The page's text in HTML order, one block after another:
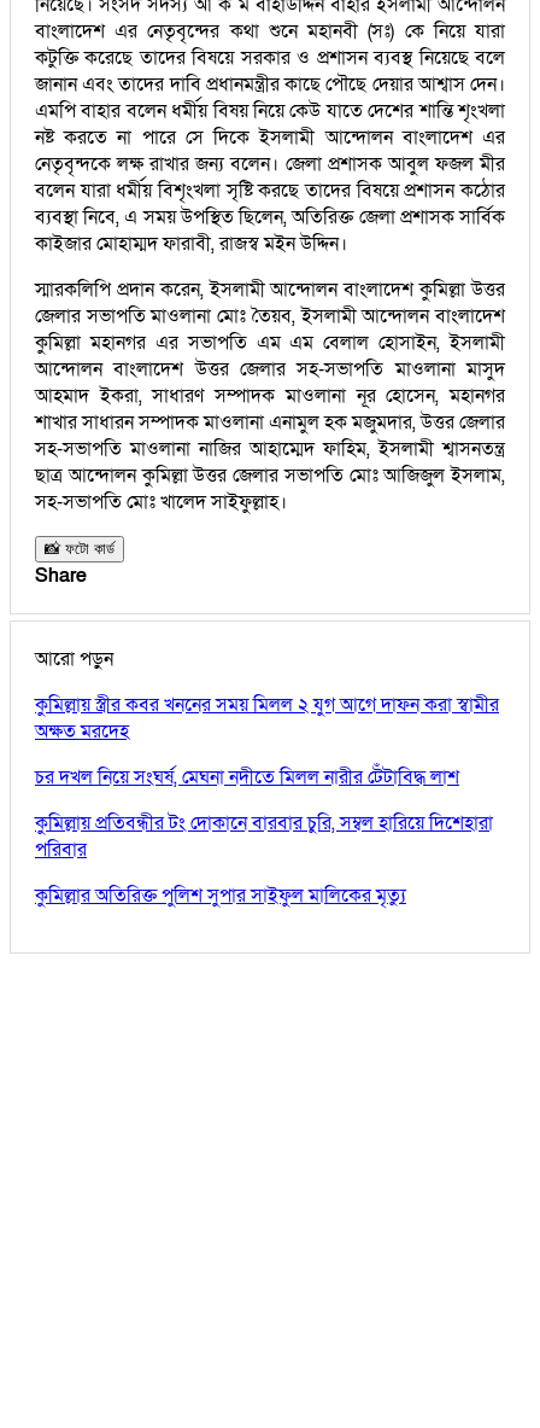
বাংলাদেশ এর নেতৃবৃন্দের কথা শুনে মহানবী (সঃ) কে নিয়ে যারা
কটুক্তি করেছে তাদের বিষয়ে সরকার ও প্রশাসন ব্যবস্থ নিয়েছে বলে
জানান এবং তাদের দাবি প্রধানমন্ত্রীর কাছে পৌছে দেয়ার আশ্বাস দেন।
এমপি বাহার বলেন ধর্মীয় বিষয় নিয়ে কেউ যাতে দেশের শান্তি শৃংখলা
নষ্ট করতে না পারে সে দিকে ইসলামী আন্দোলন বাংলাদেশ এর
নেতৃবৃন্দকে লক্ষ রাখার জন্য বলেন। জেলা প্রশাসক আবুল ফজল মীর
বলেন যারা ধর্মীয় বিশৃংখলা সৃষ্টি করছে তাদের বিষয়ে প্রশাসন কঠোর
ব্যবস্থা নিবে, এ সময় উপস্থিত ছিলেন, অতিরিক্ত জেলা প্রশাসক সার্বিক
কাইজার মোহাম্মদ ফারাবী, রাজস্ব মইন উদ্দিন।
স্মারকলিপি প্রদান করেন, ইসলামী আন্দোলন বাংলাদেশ কুমিল্লা উত্তর
জেলার সভাপতি মাওলানা মোঃ তৈয়ব, ইসলামী আন্দোলন বাংলাদেশ
কুমিল্লা মহানগর এর সভাপতি এম এম বেলাল হোসাইন, ইসলামী
আন্দোলন বাংলাদেশ উত্তর জেলার সহ-সভাপতি মাওলানা মাসুদ
আহমাদ ইকরা, সাধারণ সম্পাদক মাওলানা নূর হোসেন, মহানগর
শাখার সাধারন সম্পাদক মাওলানা এনামুল হক মজুমদার, উত্তর জেলার
সহ-সভাপতি মাওলানা নাজির আহাম্মেদ ফাহিম, ইসলামী শ্বাসনতন্ত্র
ছাত্র আন্দোলন কুমিল্লা উত্তর জেলার সভাপতি মোঃ আজিজুল ইসলাম,
সহ-সভাপতি মোঃ খালেদ সাইফুল্লাহ।
📸 ফটো কার্ড
Share
আরো পড়ুন
কুমিল্লায় স্ত্রীর কবর খননের সময় মিলল ২ যুগ আগে দাফন করা স্বামীর
অক্ষত মরদেহ
চর দখল নিয়ে সংঘর্ষ, মেঘনা নদীতে মিলল নারীর টেঁটাবিদ্ধ লাশ
কুমিল্লায় প্রতিবন্ধীর টং দোকানে বারবার চুরি, সম্বল হারিয়ে দিশেহারা
পরিবার
কুমিল্লার অতিরিক্ত পুলিশ সুপার সাইফুল মালিকের মৃত্যু